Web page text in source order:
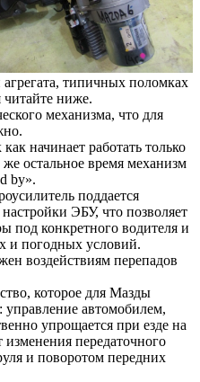
типичных поломках
читайте ниже.
механизма, что для
начинает работать только
остальное время механизм
by».
поддается
ЭБУ, что позволяет
под конкретного водителя и
и погодных условий.
воздействиям перепадов
которое для Мазды
автомобилем,
упрощается при езде на
изменения передаточного
и поворотом передних